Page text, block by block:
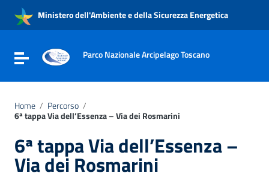
Vai al menu di navigazione
Vai al footer
Ministero dell'Ambiente e della Sicurezza Energetica
Attiva / disattiva la navigazione
Parco Nazionale Arcipelago Toscano
Home / Percorso /
6ª tappa Via dell’Essenza – Via dei Rosmarini
6ª tappa Via dell’Essenza –
Via dei Rosmarini